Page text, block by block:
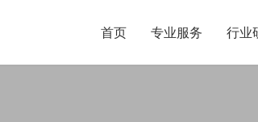
首页 专业服务 行业